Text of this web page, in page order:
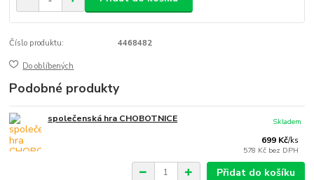
Číslo produktu: 4468482
Do oblíbených
Podobné produkty
společenská hra CHOBOTNICE
699 Kč/ks
578 Kč bez DPH
Skladem
Přidat do košíku